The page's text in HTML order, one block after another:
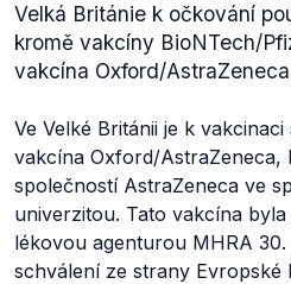
Velká Británie k očkování
kromě vakcíny BioNTech/
vakcína Oxford/
Ve Velké Británii je k
vakcína Oxford/AstraZeneca,
společností AstraZeneca ve
univerzitou. Tato vakcína byla
lékovou agenturou MHRA
schválení ze strany Evropské